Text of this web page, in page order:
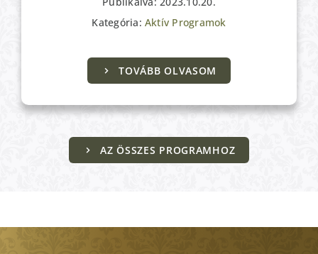
AZ ÖSSZES PROGRAMHOZ
Kategória:Aktív Programok
TOVÁBB OLVASOM